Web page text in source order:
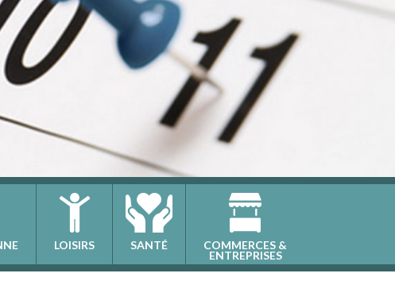
LOISIRS SANTÉ COMMERCES &
ENTREPRISES